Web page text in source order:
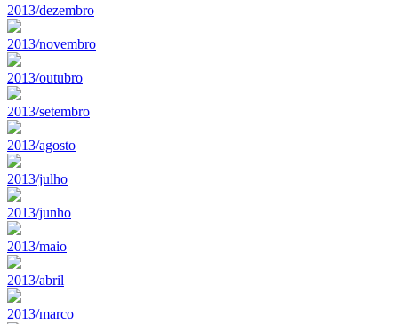
2013/dezembro
2013/novembro
2013/outubro
2013/setembro
2013/agosto
2013/julho
2013/junho
2013/maio
2013/abril
2013/marco